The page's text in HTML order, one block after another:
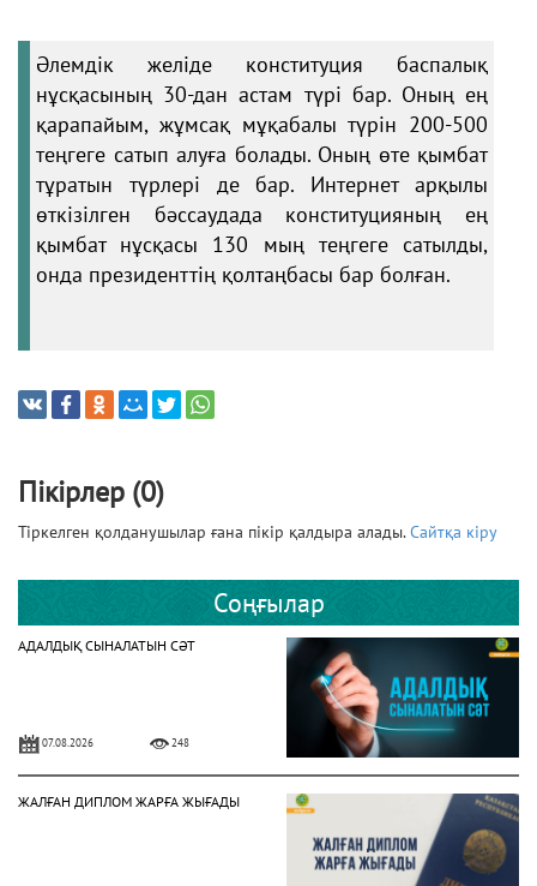
Әлемдік желіде конституция баспалық
нұсқасының 30-дан астам түрі бар. Оның ең
қарапайым, жұмсақ мұқабалы түрін 200-500
теңгеге сатып алуға болады. Оның өте қымбат
тұратын түрлері де бар. Интернет арқылы
өткізілген бәссаудада конституцияның ең
қымбат нұсқасы 130 мың теңгеге сатылды,
онда президенттің қолтаңбасы бар болған.
Пікірлер (0)
Тіркелген қолданушылар ғана пікір қалдыра алады.Сайтқа кіру
Соңғылар
АДАЛДЫҚ СЫНАЛАТЫН СӘТ
07.08.2026 248
ЖАЛҒАН ДИПЛОМ ЖАРҒА ЖЫҒАДЫ